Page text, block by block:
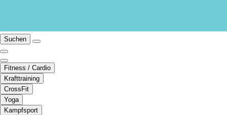
Suchen
Fitness / Cardio
Krafttraining
CrossFit
Yoga
Kampfsport